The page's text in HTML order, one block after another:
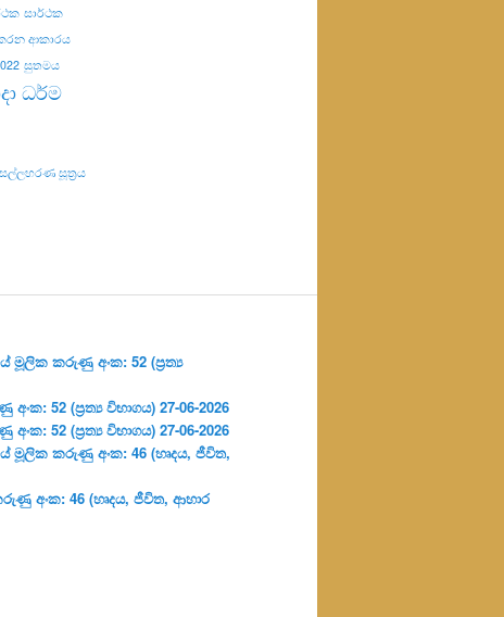
සාර්ථක
ආකාරය
සුතමය
ධර්ම
සූත්‍රය
මූලික කරුණු අංක: 52 (ප්‍ර‍ත්‍ය
52 (ප්‍ර‍ත්‍ය විභාගය) 27-06-2026
52 (ප්‍ර‍ත්‍ය විභාගය) 27-06-2026
මූලික කරුණු අංක: 46 (හෘදය, ජීවිත,
අංක: 46 (හෘදය, ජීවිත, ආහාර